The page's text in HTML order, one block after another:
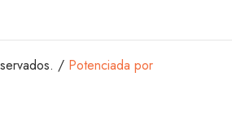
/ Potenciada por